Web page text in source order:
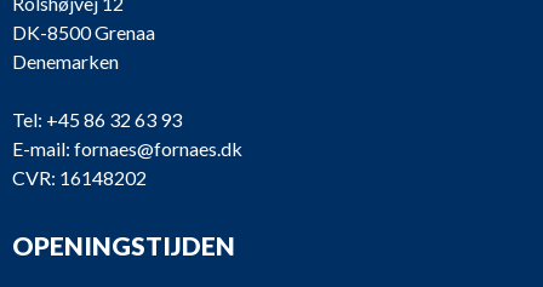
DK-8500 Grenaa
Denemarken
Tel: +45 86 32 63 93
E-mail: fornaes@fornaes.dk
CVR: 16148202
OPENINGSTIJDEN